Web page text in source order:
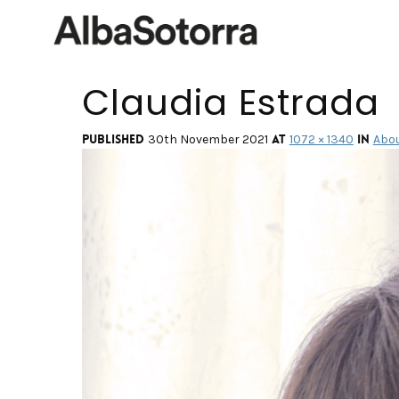
Claudia Estrada
Published 30th November 2021 at 1072 × 1340 in